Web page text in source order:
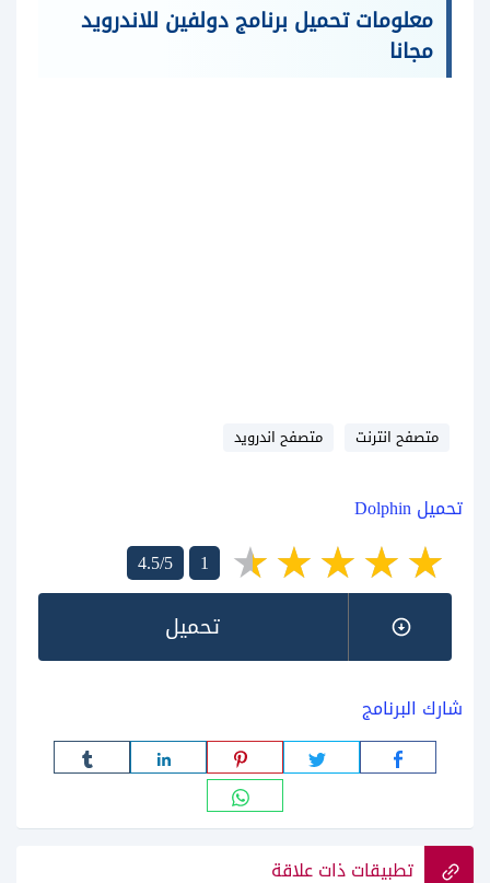
معلومات تحميل برنامج دولفين للاندرويد
مجانا
متصفح انترنت متصفح اندرويد
تحميل Dolphin
4.5/5
1
تحميل
شارك البرنامج
تطبيقات ذات علاقة